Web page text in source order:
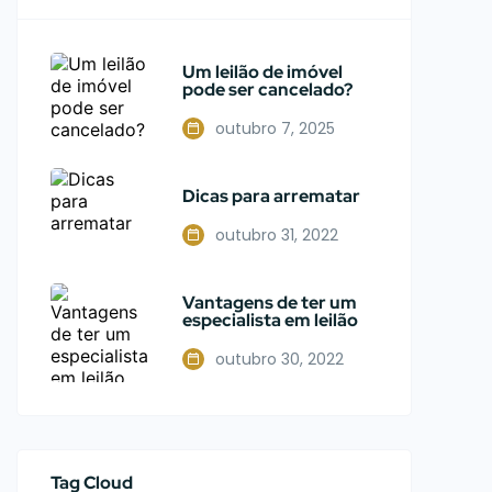
Um leilão de imóvel
pode ser cancelado?
outubro 7, 2025
Dicas para arrematar
outubro 31, 2022
Vantagens de ter um
especialista em leilão
outubro 30, 2022
Tag Cloud